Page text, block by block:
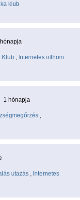
klub
Klub , Internetes otthoni
- 1 hónapja
,
utazás , Internetes